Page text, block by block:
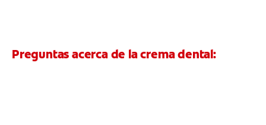
Preguntas acerca de la crema dental: